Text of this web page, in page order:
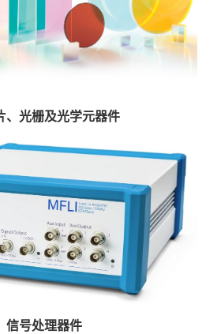
、光栅及光学元器件
信号处理器件